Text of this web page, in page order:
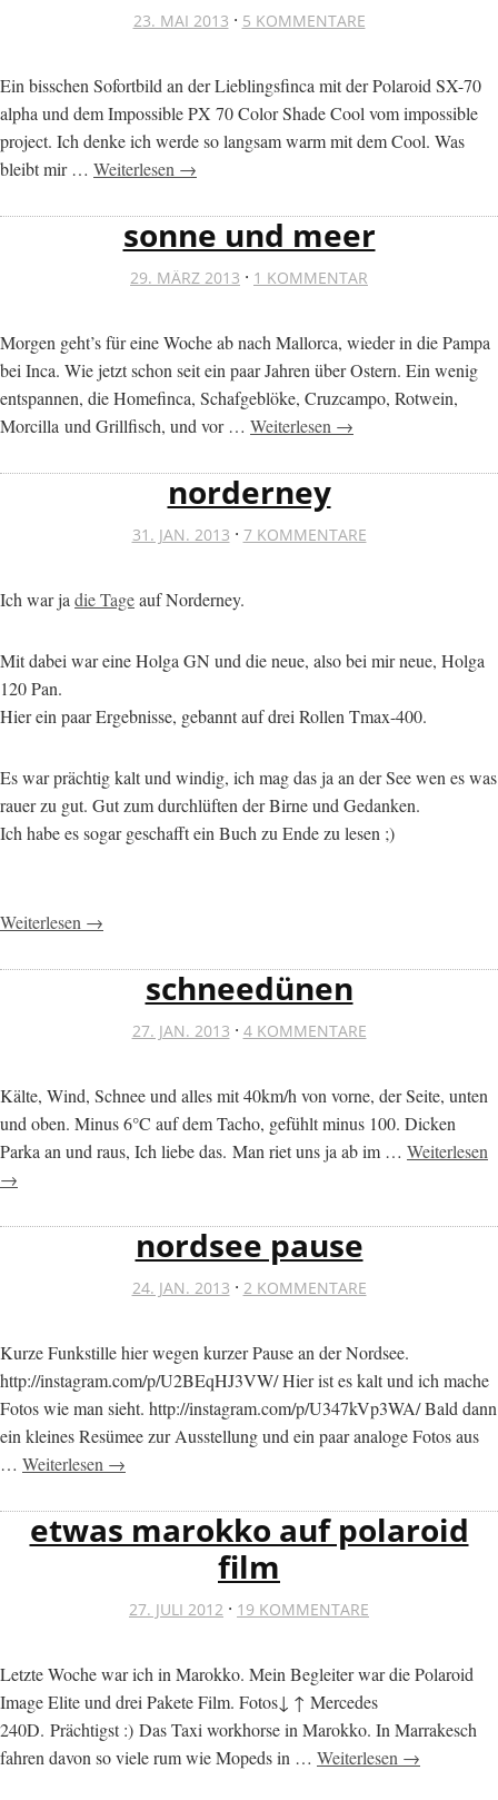
23. MAI 2013 · 5 KOMMENTARE
Ein bisschen Sofortbild an der Lieblingsfinca mit der Polaroid SX-70
alpha und dem Impossible PX 70 Color Shade Cool vom impossible
project. Ich denke ich werde so langsam warm mit dem Cool. Was
bleibt mir … Weiterlesen →
sonne und meer
29. MÄRZ 2013 · 1 KOMMENTAR
Morgen geht’s für eine Woche ab nach Mallorca, wieder in die Pampa
bei Inca. Wie jetzt schon seit ein paar Jahren über Ostern. Ein wenig
entspannen, die Homefinca, Schafgeblöke, Cruzcampo, Rotwein,
Morcilla und Grillfisch, und vor … Weiterlesen →
norderney
31. JAN. 2013 · 7 KOMMENTARE
Ich war ja die Tageauf Norderney.
Mit dabei war eine Holga GN und die neue, also bei mir neue, Holga
120 Pan.
Hier ein paar Ergebnisse, gebannt auf drei Rollen Tmax-400.
Es war prächtig kalt und windig, ich mag das ja an der See wen es was
rauer zu gut. Gut zum durchlüften der Birne und Gedanken.
Ich habe es sogar geschafft ein Buch zu Ende zu lesen ;)
Weiterlesen →
schneedünen
27. JAN. 2013 · 4 KOMMENTARE
Kälte, Wind, Schnee und alles mit 40km/h von vorne, der Seite, unten
und oben. Minus 6°C auf dem Tacho, gefühlt minus 100. Dicken
Parka an und raus, Ich liebe das. Man riet uns ja ab im … Weiterlesen
→
nordsee pause
24. JAN. 2013 · 2 KOMMENTARE
Kurze Funkstille hier wegen kurzer Pause an der Nordsee.
http://instagram.com/p/U2BEqHJ3VW/ Hier ist es kalt und ich mache
Fotos wie man sieht. http://instagram.com/p/U347kVp3WA/ Bald dann
ein kleines Resümee zur Ausstellung und ein paar analoge Fotos aus
… Weiterlesen →
etwas marokko auf polaroid
film
27. JULI 2012 · 19 KOMMENTARE
Letzte Woche war ich in Marokko. Mein Begleiter war die Polaroid
Image Elite und drei Pakete Film. Fotos↓ ↑ Mercedes
240D. Prächtigst :) Das Taxi workhorse in Marokko. In Marrakesch
fahren davon so viele rum wie Mopeds in … Weiterlesen →